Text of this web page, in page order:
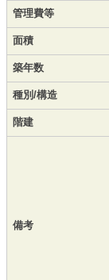
管理費等
面積
築年数
種別/構造
階建
備考